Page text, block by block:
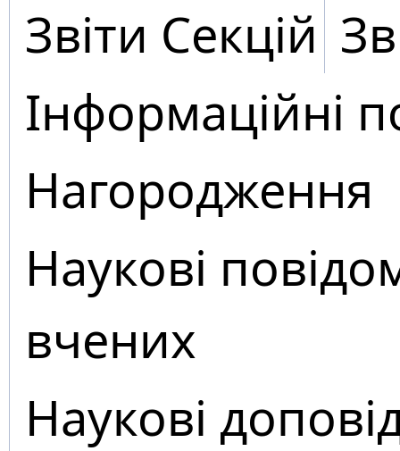
Звіти Секцій
Інформаційні
Нагородження
Наукові
вчених
Наукові